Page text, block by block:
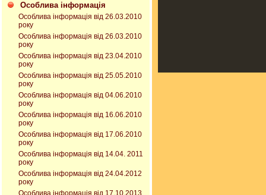
Особлива інформація
Особлива інформація від 26.03.2010
року
Особлива інформація від 26.03.2010
року
Особлива інформація від 23.04.2010
року
Особлива інформація від 25.05.2010
року
Особлива інформація від 04.06.2010
року
Особлива інформація від 16.06.2010
року
Особлива інформація від 17.06.2010
року
Особлива інформація від 14.04. 2011
року
Особлива інформація від 24.04.2012
року
Особлива інформація від 17.10.2013